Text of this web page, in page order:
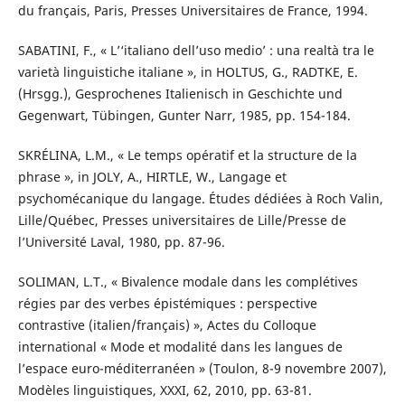
du français, Paris, Presses Universitaires de France, 1994.
SABATINI, F., « L’‘italiano dell’uso medio’ : una realtà tra le
varietà linguistiche italiane », in HOLTUS, G., RADTKE, E.
(Hrsgg.), Gesprochenes Italienisch in Geschichte und
Gegenwart, Tübingen, Gunter Narr, 1985, pp. 154-184.
SKRÉLINA, L.M., « Le temps opératif et la structure de la
phrase », in JOLY, A., HIRTLE, W., Langage et
psychomécanique du langage. Études dédiées à Roch Valin,
Lille/Québec, Presses universitaires de Lille/Presse de
l’Université Laval, 1980, pp. 87-96.
SOLIMAN, L.T., « Bivalence modale dans les complétives
régies par des verbes épistémiques : perspective
contrastive (italien/français) », Actes du Colloque
international « Mode et modalité dans les langues de
l’espace euro-méditerranéen » (Toulon, 8-9 novembre 2007),
Modèles linguistiques, XXXI, 62, 2010, pp. 63-81.